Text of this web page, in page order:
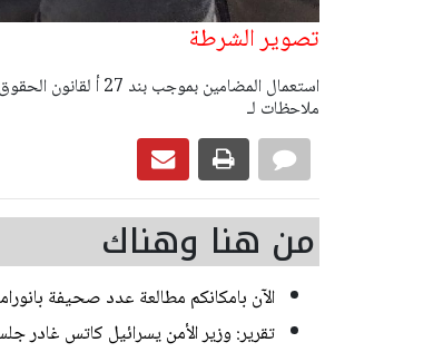
تصوير الشرطة
ملاحظات لـ
من هنا وهناك
الآن بامكانكم مطالعة عدد صحيفة
تقرير: وزير الأمن يسرائيل كاتس غادر